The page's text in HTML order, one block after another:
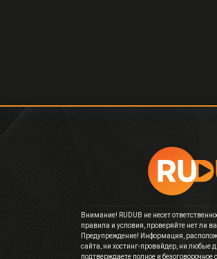
Внимание! RUDUB не несет
правила и условия, проверяйте нет ли
Предупреждение! Информация,
сайта, ни хостинг-провайдер, ни любые
подтверждаете полное и